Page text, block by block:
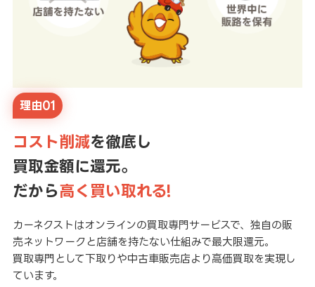
理由01
コスト削減を徹底し
買取金額に還元。
だから高く買い取れる!
カーネクストはオンラインの買取専門サービスで、独自の販
売ネットワークと店舗を持たない仕組みで最大限還元。
買取専門として下取りや中古車販売店より高価買取を実現し
ています。